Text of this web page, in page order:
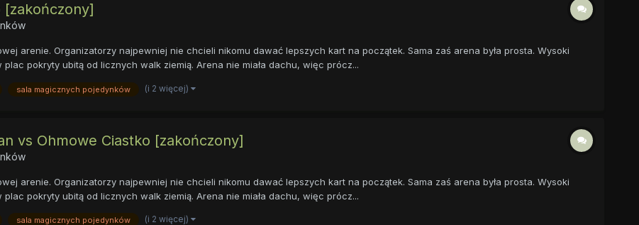
[zakończony]
arenie. Organizatorzy najpewniej nie chcieli nikomu dawać lepszych kart na początek. Sama zaś arena była prosta. Wysoki
plac pokryty ubitą od licznych walk ziemią. Arena nie miała dachu, więc prócz...
sala magicznych pojedynków (i 2 więcej)
vs Ohmowe Ciastko [zakończony]
arenie. Organizatorzy najpewniej nie chcieli nikomu dawać lepszych kart na początek. Sama zaś arena była prosta. Wysoki
plac pokryty ubitą od licznych walk ziemią. Arena nie miała dachu, więc prócz...
sala magicznych pojedynków (i 2 więcej)